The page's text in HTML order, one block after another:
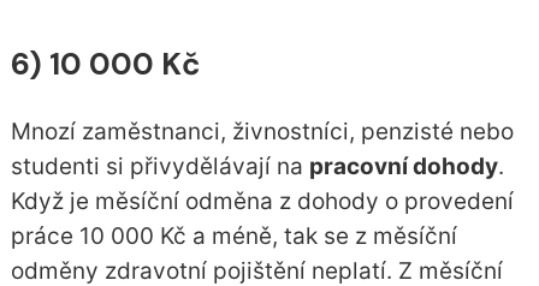
6) 10 000 Kč
Mnozí zaměstnanci, živnostníci, penzisté nebo
studenti si přivydělávají na pracovní dohody.
Když je měsíční odměna z dohody o provedení
práce 10 000 Kč a méně, tak se z měsíční
odměny zdravotní pojištění neplatí. Z měsíční